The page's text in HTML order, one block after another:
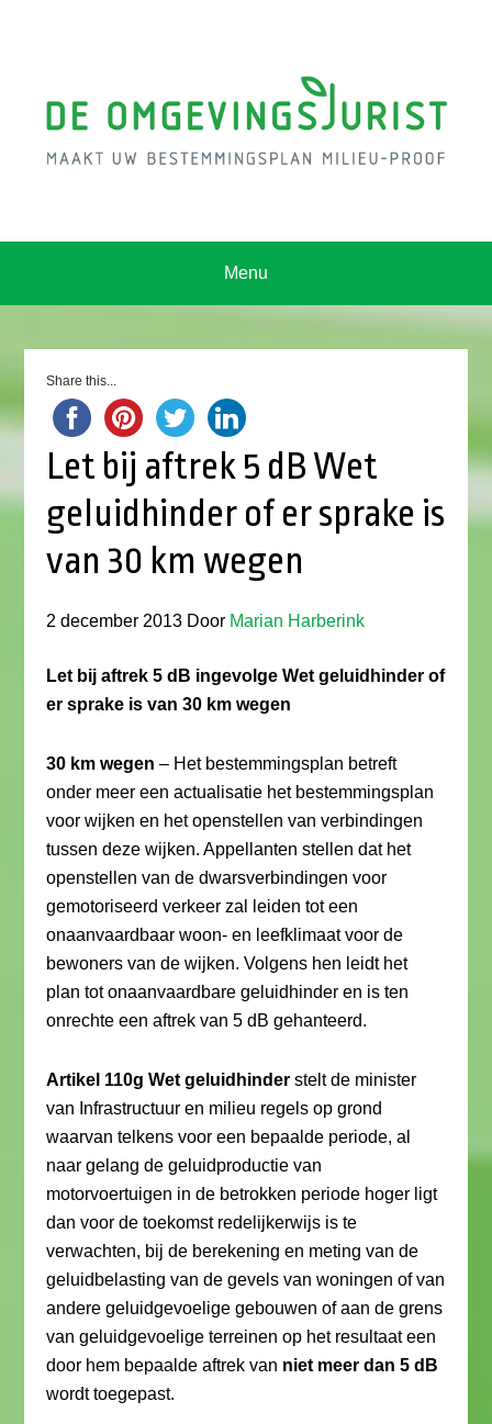
Menu
Share this...
Let bij aftrek 5 dB Wet
geluidhinder of er sprake is
van 30 km wegen
2 december 2013 Door Marian Harberink
Let bij aftrek 5 dB ingevolge Wet geluidhinder of
er sprake is van 30 km wegen
30 km wegen – Het bestemmingsplan betreft
onder meer een actualisatie het bestemmingsplan
voor wijken en het openstellen van verbindingen
tussen deze wijken. Appellanten stellen dat het
openstellen van de dwarsverbindingen voor
gemotoriseerd verkeer zal leiden tot een
onaanvaardbaar woon- en leefklimaat voor de
bewoners van de wijken. Volgens hen leidt het
plan tot onaanvaardbare geluidhinder en is ten
onrechte een aftrek van 5 dB gehanteerd.
Artikel 110g Wet geluidhinder stelt de minister
van Infrastructuur en milieu regels op grond
waarvan telkens voor een bepaalde periode, al
naar gelang de geluidproductie van
motorvoertuigen in de betrokken periode hoger ligt
dan voor de toekomst redelijkerwijs is te
verwachten, bij de berekening en meting van de
geluidbelasting van de gevels van woningen of van
andere geluidgevoelige gebouwen of aan de grens
van geluidgevoelige terreinen op het resultaat een
door hem bepaalde aftrek van niet meer dan 5 dB
wordt toegepast.